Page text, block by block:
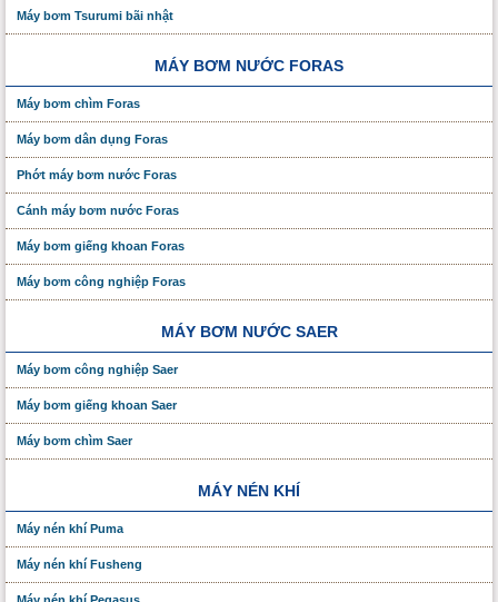
Máy bơm Tsurumi bãi nhật
MÁY BƠM NƯỚC FORAS
Máy bơm chìm Foras
Máy bơm dân dụng Foras
Phớt máy bơm nước Foras
Cánh máy bơm nước Foras
Máy bơm giếng khoan Foras
Máy bơm công nghiệp Foras
MÁY BƠM NƯỚC SAER
Máy bơm công nghiệp Saer
Máy bơm giếng khoan Saer
Máy bơm chìm Saer
MÁY NÉN KHÍ
Máy nén khí Puma
Máy nén khí Fusheng